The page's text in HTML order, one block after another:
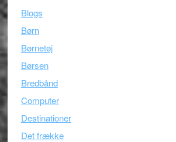
Blogs
Børn
Børnetøj
Børsen
Bredbånd
Computer
Destinationer
Det frække